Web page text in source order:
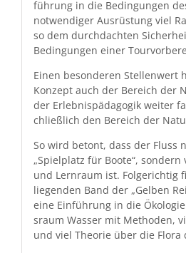
führung in die Bedin­gun­gen
notwendi­ger Aus­rüs­tung viel
so dem durch­dacht­en
Bedin­gun­gen ein­er
Einen beson­deren Stel­len­wert
Konzept auch der Bere­ich der
der Erleb­nis­päd­a­gogik weit­er
chließlich den Bere­ich der
So wird betont, dass der Fluss
„Spielplatz für Boote“, son­dern
und Lern­raum ist. Fol­gerichtig
liegen­den Band der „Gel­ben
eine Ein­führung in die
sraum Wass­er mit Meth­o­d­en,
und viel The­o­rie über die Flo­ra